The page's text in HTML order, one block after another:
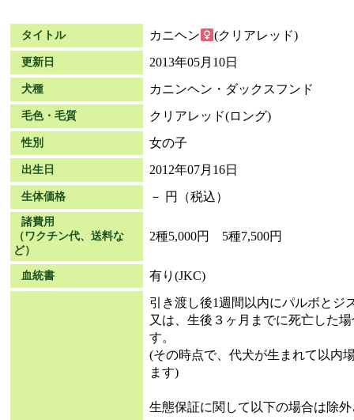
タイトル カニヘン (クリアレッド)
更新日 2013年05月10日
犬種 カニンヘン・ダックスフンド
毛色・毛質 クリアレッド(ロング)
性別 女の子
出生日 2012年07月16日
生体価格 － 円（税込）
諸費用
（ワクチン代、送料な
ど）
2種5,000円 5種7,500円
血統書 有り(JKC)
引き渡し後1週間以内にパルボとジ
又は、生後３ヶ月までに死亡した
す。
(その時点で、代犬が生まれて以内
ます)
生態保証に関して以下の場合は除